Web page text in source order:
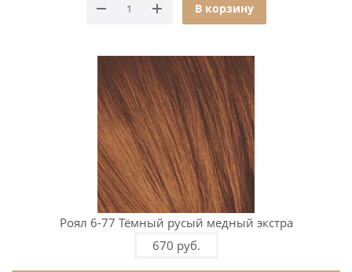
В корзину
Роял 6-77 Тёмный русый медный экстра
670 руб.